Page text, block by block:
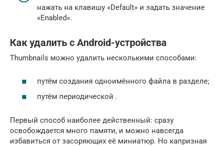
нажать на клавишу «Default» и задать значение
«Enabled».
Как удалить с Android-устройства
Thumbnails можно удалить несколькими способами:
путём создания одноимённого файла в разделе;
путём периодической .
Первый способ наиболее действенный: сразу
освобождается много памяти, и можно навсегда
избавиться от засоряющих её миниатюр. Но капризная